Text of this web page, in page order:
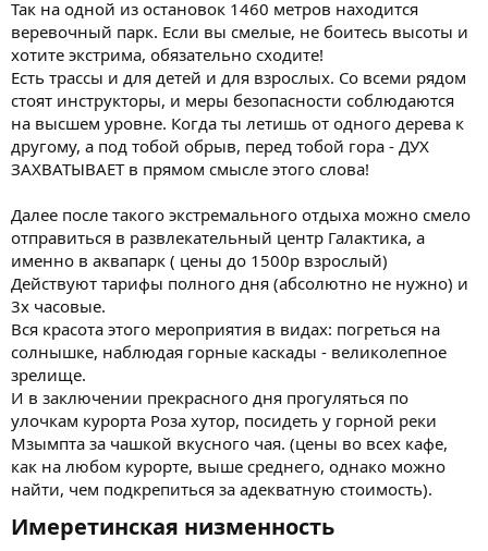
Так на одной из остановок 1460 метров находится
веревочный парк. Если вы смелые, не боитесь высоты и
хотите экстрима, обязательно сходите!
Есть трассы и для детей и для взрослых. Со всеми рядом
стоят инструкторы, и меры безопасности соблюдаются
на высшем уровне. Когда ты летишь от одного дерева к
другому, а под тобой обрыв, перед тобой гора - ДУХ
ЗАХВАТЫВАЕТ в прямом смысле этого слова!
Далее после такого экстремального отдыха можно смело
отправиться в развлекательный центр Галактика, а
именно в аквапарк ( цены до 1500р взрослый)
Действуют тарифы полного дня (абсолютно не нужно) и
3х часовые.
Вся красота этого мероприятия в видах: погреться на
солнышке, наблюдая горные каскады - великолепное
зрелище.
И в заключении прекрасного дня прогуляться по
улочкам курорта Роза хутор, посидеть у горной реки
Мзымпта за чашкой вкусного чая. (цены во всех кафе,
как на любом курорте, выше среднего, однако можно
найти, чем подкрепиться за адекватную стоимость).
Имеретинская низменность​